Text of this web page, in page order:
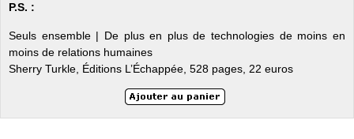
P.S. :
Seuls ensemble | De plus en plus de technologies de moins en
moins de relations humaines
Sherry Turkle, Éditions L’Échappée, 528 pages, 22 euros